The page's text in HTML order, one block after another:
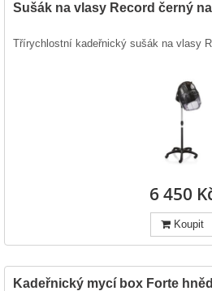
Sušák na vlasy Record černý
Třírychlostní kadeřnický sušák na vlasy
6 450
Koupit
Kadeřnický mycí box Forte